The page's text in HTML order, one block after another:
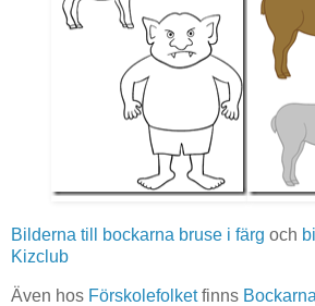
Bilderna till bockarna bruse i färg och
Kizclub
Även hos Förskolefolketfinns